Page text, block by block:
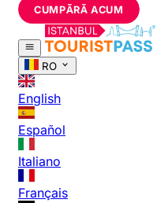
CUMPĂRĂ ACUM
RO
English
Español
Italiano
Français